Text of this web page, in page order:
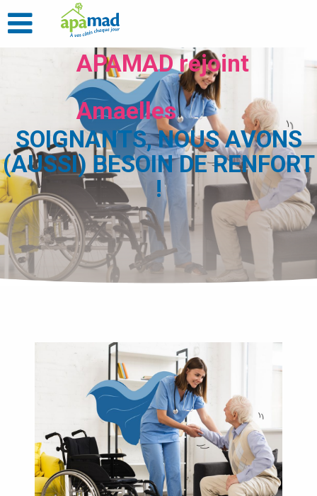
APAMAD rejoint
Amaelles
SOIGNANTS, NOUS AVONS
(AUSSI) BESOIN DE RENFORT
!